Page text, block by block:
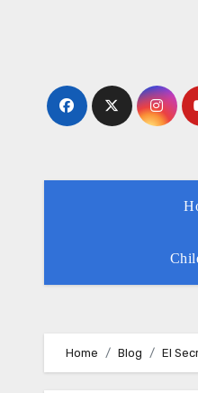
Home Blog El